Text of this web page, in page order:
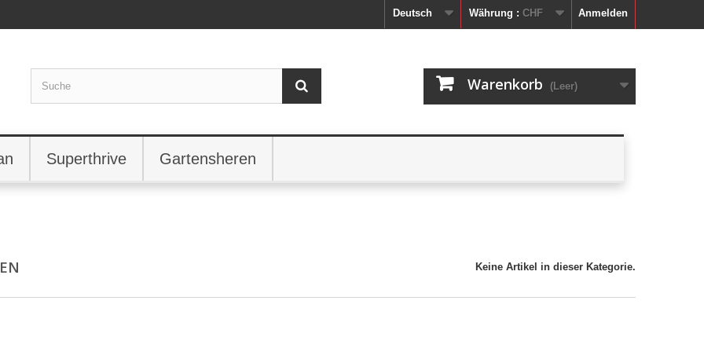
Anmelden
Währung : CHF
Deutsch
Warenkorb (Leer)
Superthrive Gartensheren
Keine Artikel in dieser Kategorie.